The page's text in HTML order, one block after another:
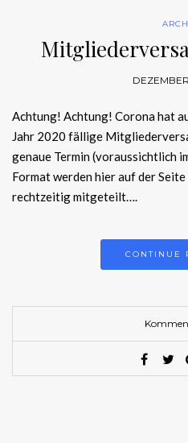
Achtung! Achtung! Corona hat
Jahr 2020 fällige
genaue Termin (voraussichtlich
Format werden hier auf der
rechtzeitig mitgeteilt….
CONTINUE